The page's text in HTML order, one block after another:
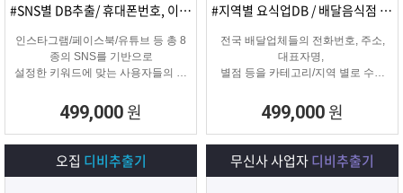
#SNS별 DB추출/ 휴대폰번호, 이메일추출
인스타그램/페이스북/유튜브 등 총 8
종의 SNS를 기반으로
설정한 키워드에 맞는 사용자들의 휴
추출하여 영업 및 마케팅에 활용 할
수 있는 프로그램입니다.
499,000 원
#지역별 요식업DB / 배달음식점 전화번호
전국 배달업체들의 전화번호, 주소,
대표자명,
별점 등을 카테고리/지역 별로 수집
타겟 마케팅용 DB를 수집해주는 프
로그램입니다.
499,000 원
오집 디비추출기 무신사 사업자디비추출기